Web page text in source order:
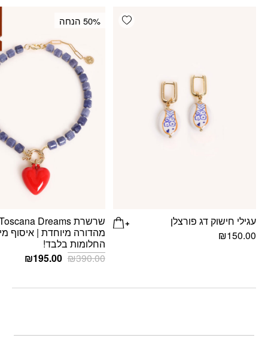
Add wishlist
עגילי חישוק דג פורצלן
₪150.00
‫50% הנחה
מהדורה מיוחדת | איסוף
החלומות בלבד!
₪390.00
המחיר
₪390.00.
₪195.00